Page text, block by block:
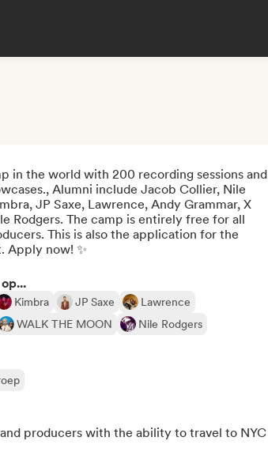
in the world with 200 recording sessions and
Alumni include Jacob Collier, Nile
JP Saxe, Lawrence, Andy Grammar, X
Rodgers. The camp is entirely free for all
This is also the application for the
Apply now! ✨
Kimbra JP Saxe
Lawrence
WALK THE MOON Nile Rodgers
producers with the ability to travel to NYC